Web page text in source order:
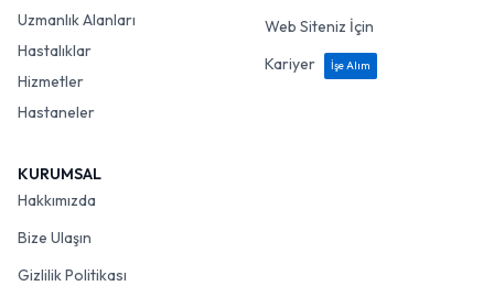
Uzmanlık Alanları
Hastalıklar
Hizmetler
Hastaneler
Web Siteniz İçin
Kariyer
İşe Alım
KURUMSAL
Hakkımızda
Bize Ulaşın
Gizlilik Politikası